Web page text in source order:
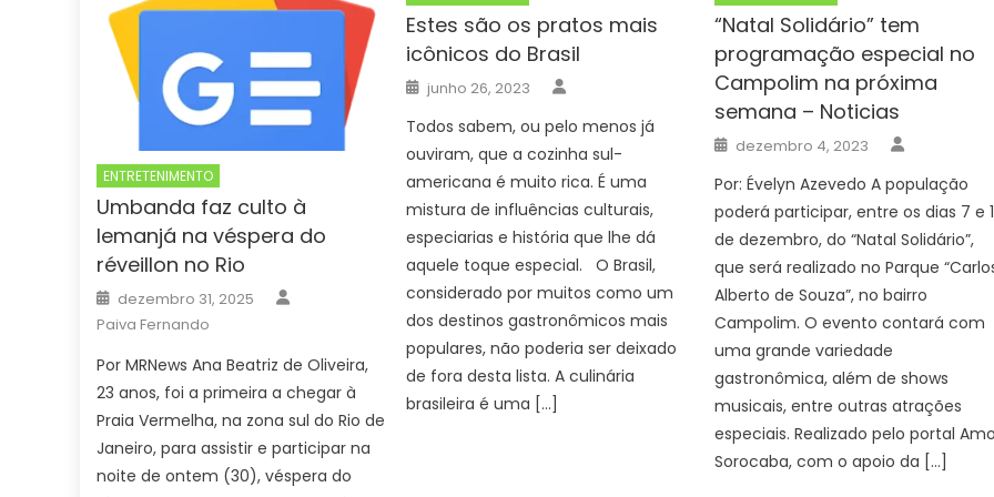
ENTRETENIMENTO
Umbanda faz culto à
Iemanjá na véspera do
réveillon no Rio
Posted
on
dezembro 31, 2025
Paiva Fernando
Por MRNews Ana Beatriz de Oliveira,
23 anos, foi a primeira a chegar à
Praia Vermelha, na zona sul do Rio de
Janeiro, para assistir e participar na
noite de ontem (30), véspera do
Estes são os pratos mais
icônicos do Brasil
Posted
on
junho 26, 2023
Todos sabem, ou pelo menos já
ouviram, que a cozinha sul-
americana é muito rica. É uma
mistura de influências culturais,
especiarias e história que lhe dá
aquele toque especial. O Brasil,
considerado por muitos como um
dos destinos gastronômicos mais
populares, não poderia ser deixado
de fora desta lista. A culinária
brasileira é uma […]
“Natal Solidário” tem
programação especial no
Campolim na próxima
semana – Noticias
Posted
on
dezembro 4, 2023
Por: Évelyn Azevedo A população
poderá participar, entre os dias 7 e
de dezembro, do “Natal Solidário”,
que será realizado no Parque
Alberto de Souza”, no bairro
Campolim. O evento contará com
uma grande variedade
gastronômica, além de shows
musicais, entre outras atrações
especiais. Realizado pelo portal Amo
Sorocaba, com o apoio da […]